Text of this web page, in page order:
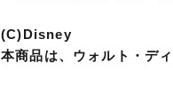
(C)Disney
本商品は、ウォルト・デ